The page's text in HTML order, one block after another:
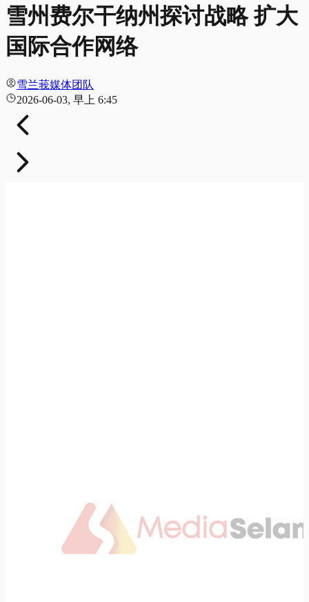
雪州费尔干纳州探讨战略 扩大
国际合作网络
雪兰莪媒体团队
2026-06-03, 早上 6:45